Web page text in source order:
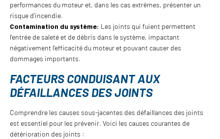
performances du moteur et, dans les cas extrêmes, présenter un
risque d'incendie.
Contamination du système: Les joints qui fuient permettent
l'entrée de saleté et de débris dans le système, impactant
négativement l'efficacité du moteur et pouvant causer des
dommages importants.
FACTEURS CONDUISANT AUX
DÉFAILLANCES DES JOINTS
Comprendre les causes sous-jacentes des défaillances des joints
est essentiel pour les prévenir. Voici les causes courantes de
détérioration des joints :